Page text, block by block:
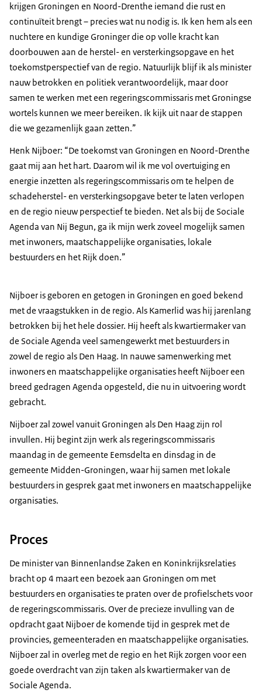
krijgen Groningen en Noord-Drenthe iemand die rust en
continuïteit brengt – precies wat nu nodig is. Ik ken hem als een
nuchtere en kundige Groninger die op volle kracht kan
doorbouwen aan de herstel- en versterkingsopgave en het
toekomstperspectief van de regio. Natuurlijk blijf ik als minister
nauw betrokken en politiek verantwoordelijk, maar door
samen te werken met een regeringscommissaris met Groningse
wortels kunnen we meer bereiken. Ik kijk uit naar de stappen
die we gezamenlijk gaan zetten.”
Henk Nijboer: “De toekomst van Groningen en Noord-Drenthe
gaat mij aan het hart. Daarom wil ik me vol overtuiging en
energie inzetten als regeringscommissaris om te helpen de
schadeherstel- en versterkingsopgave beter te laten verlopen
en de regio nieuw perspectief te bieden. Net als bij de Sociale
Agenda van Nij Begun, ga ik mijn werk zoveel mogelijk samen
met inwoners, maatschappelijke organisaties, lokale
bestuurders en het Rijk doen.”
Nijboer is geboren en getogen in Groningen en goed bekend
met de vraagstukken in de regio. Als Kamerlid was hij jarenlang
betrokken bij het hele dossier. Hij heeft als kwartiermaker van
de Sociale Agenda veel samengewerkt met bestuurders in
zowel de regio als Den Haag. In nauwe samenwerking met
inwoners en maatschappelijke organisaties heeft Nijboer een
breed gedragen Agenda opgesteld, die nu in uitvoering wordt
gebracht.
Nijboer zal zowel vanuit Groningen als Den Haag zijn rol
invullen. Hij begint zijn werk als regeringscommissaris
maandag in de gemeente Eemsdelta en dinsdag in de
gemeente Midden-Groningen, waar hij samen met lokale
bestuurders in gesprek gaat met inwoners en maatschappelijke
organisaties.
Proces
De minister van Binnenlandse Zaken en Koninkrijksrelaties
bracht op 4 maart een bezoek aan Groningen om met
bestuurders en organisaties te praten over de profielschets voor
de regeringscommissaris. Over de precieze invulling van de
opdracht gaat Nijboer de komende tijd in gesprek met de
provincies, gemeenteraden en maatschappelijke organisaties.
Nijboer zal in overleg met de regio en het Rijk zorgen voor een
goede overdracht van zijn taken als kwartiermaker van de
Sociale Agenda.